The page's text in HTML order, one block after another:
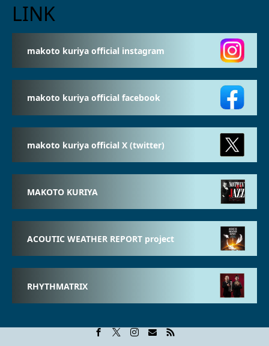
LINK
makoto kuriya official instagram
makoto kuriya official facebook
makoto kuriya official X (twitter)
MAKOTO KURIYA
ACOUTIC WEATHER REPORT project
RHYTHMATRIX